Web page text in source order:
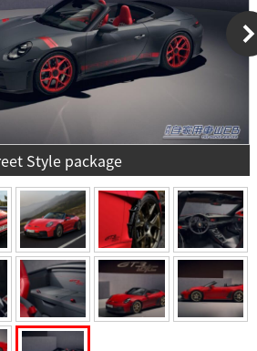
Style package